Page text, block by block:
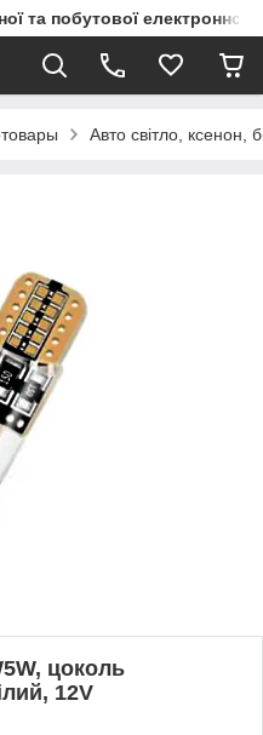
та побутової електронної
Авто світло, ксенон,
цоколь
12V